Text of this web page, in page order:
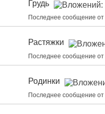
Грудь
Последнее сообщение от
Растяжки
Последнее сообщение от
Родинки
Последнее сообщение от